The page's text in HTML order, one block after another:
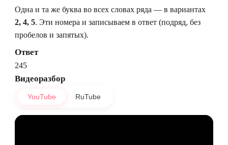
Одна и та же буква во всех словах ряда — в вариантах
2, 4, 5. Эти номера и записываем в ответ (подряд, без
пробелов и запятых).
Ответ
245
Видеоразбор
YouTube RuTube